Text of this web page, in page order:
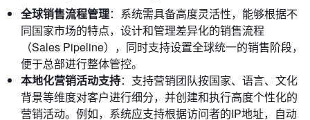
全球销售流程管理：系统需具备高度灵活性，能够根据不
同国家市场的特点，设计和管理差异化的销售流程
（Sales Pipeline），同时支持设置全球统一的销售阶段，
便于总部进行整体管控。
本地化营销活动支持：支持营销团队按国家、语言、文化
背景等维度对客户进行细分，并创建和执行高度个性化的
营销活动。例如，系统应支持根据访问者的IP地址，自动